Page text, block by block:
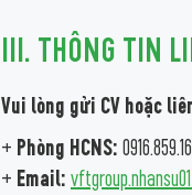
III. THÔNG TIN
Vui lòng gửi CV hoặc
+ Phòng HCNS:
+ Email: